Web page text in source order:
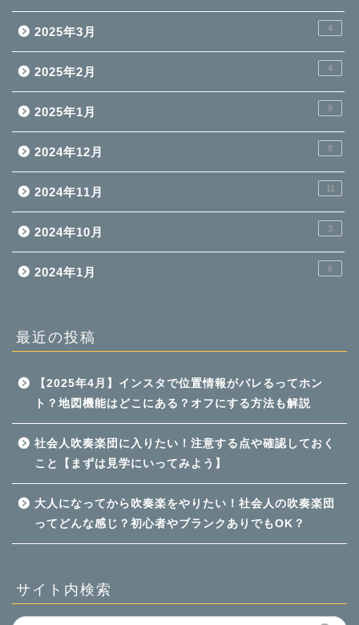
2025年3月 4
2025年2月 4
2025年1月 9
2024年12月 8
2024年11月 11
2024年10月 3
2024年1月 6
最近の投稿
【2025年4月】インスタで位置情報がバレるってホン
ト？地図機能はどこにある？オフにする方法も解説
社会人吹奏楽団に入りたい！注意する点や確認しておく
こと【まずは見学にいってみよう】
大人になってから吹奏楽をやりたい！社会人の吹奏楽団
ってどんな感じ？初心者やブランクありでもOK？
サイト内検索